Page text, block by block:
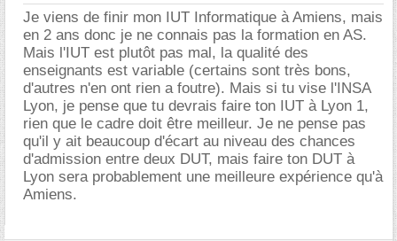
Je viens de finir mon IUT Informatique à Amiens, mais
en 2 ans donc je ne connais pas la formation en AS.
Mais l'IUT est plutôt pas mal, la qualité des
enseignants est variable (certains sont très bons,
d'autres n'en ont rien a foutre). Mais si tu vise l'INSA
Lyon, je pense que tu devrais faire ton IUT à Lyon 1,
rien que le cadre doit être meilleur. Je ne pense pas
qu'il y ait beaucoup d'écart au niveau des chances
d'admission entre deux DUT, mais faire ton DUT à
Lyon sera probablement une meilleure expérience qu'à
Amiens.